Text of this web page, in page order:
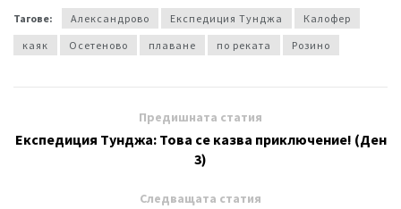
Тагове: Александрово Експедиция Тунджа
Калофер
каяк
Осетеново плаване по реката Розино
Предишната статия
Експедиция Тунджа: Това се казва приключение! (Ден
3)
Следващата статия